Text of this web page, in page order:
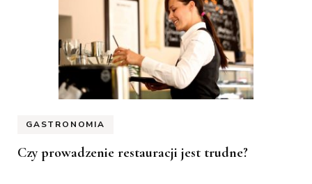
GASTRONOMIA
Czy prowadzenie restauracji jest trudne?